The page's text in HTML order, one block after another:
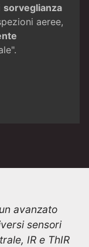
sorveglianza
aeree,
avanzato
sensori
IR e ThIR